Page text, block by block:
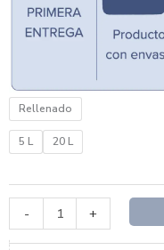
Rellenado
5 L 20 L
-
Prelavador
Quitamanchas
cantidad
+